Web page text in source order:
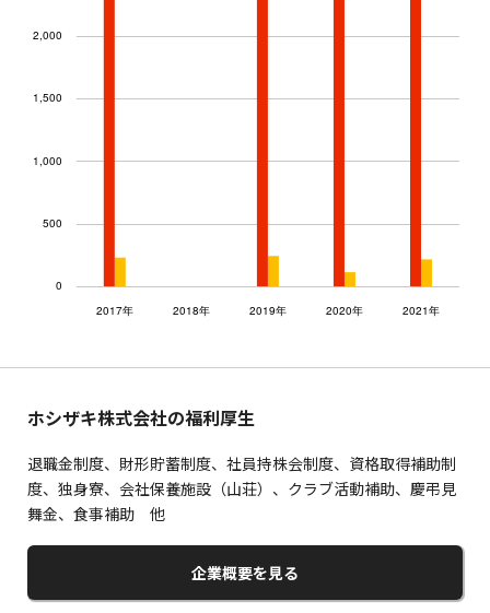
ホシザキ株式会社の福利厚生
退職金制度、財形貯蓄制度、社員持株会制度、資格取得補助制
度、独身寮、会社保養施設（山荘）、クラブ活動補助、慶弔見
舞金、食事補助 他
企業概要を見る